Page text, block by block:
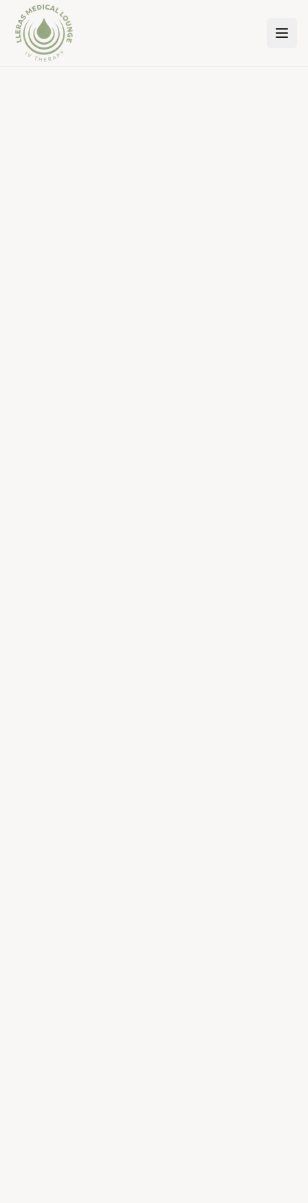
Lleras Medical Lounge